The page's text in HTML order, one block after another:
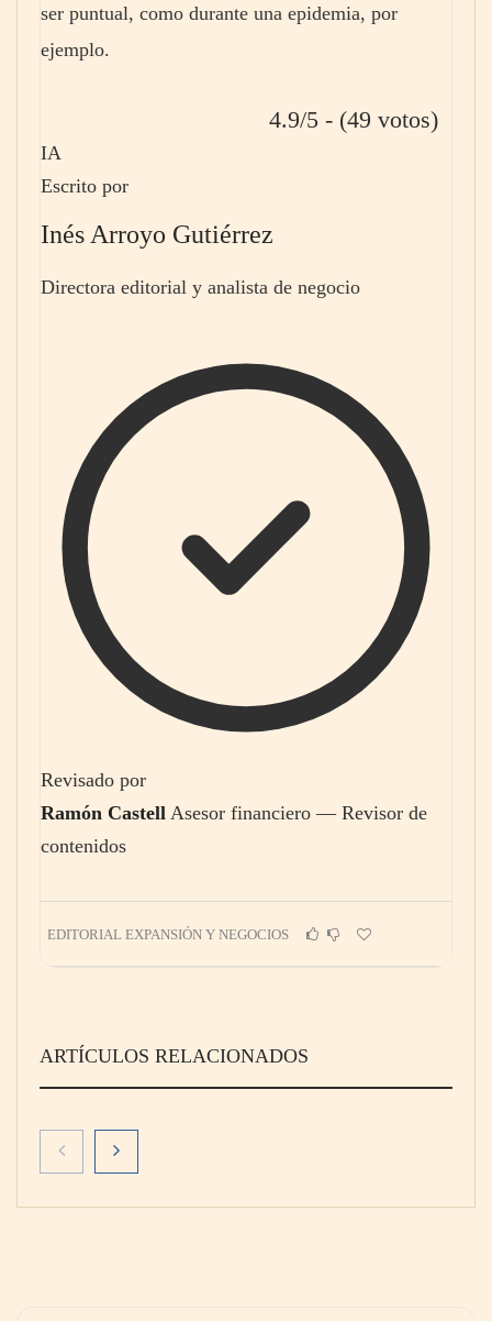
ser puntual, como durante una epidemia, por
ejemplo.
4.9/5 - (49 votos)
IA
Escrito por
Inés Arroyo Gutiérrez
Directora editorial y analista de negocio
Revisado por
Ramón Castell Asesor financiero — Revisor de
contenidos
EDITORIAL EXPANSIÓN Y NEGOCIOS
ARTÍCULOS RELACIONADOS